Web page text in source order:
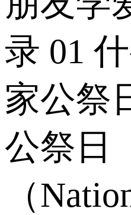
录 01
家公祭
公祭日
（